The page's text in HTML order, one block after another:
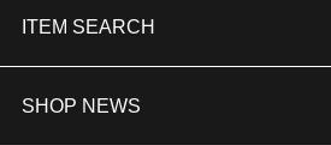
ITEM SEARCH
婚約指輪
SHOP NEWS